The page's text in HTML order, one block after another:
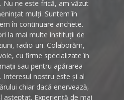
Nu ne este frică, am văzut
mulți. Suntem în
în continuare anchete.
la mai multe instituții de
radio-uri. Colaborăm,
cu firme specializate în
sau pentru apărarea
Interesul nostru este și al
chiar dacă enervează,
așteptat. Experiență de mai